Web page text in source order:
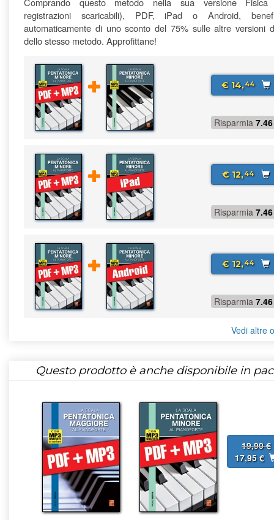
registrazioni scaricabili), PDF, iPad o Android,
automaticamente di uno sconto del 75% sulle altre versioni
dello stesso metodo. Approfittane!
€ 14,44
Risparmia 7.46
€ 12,44
Risparmia 7.46
€ 12,44
Risparmia 7.46
Vedi altre
Questo prodotto è anche disponibile in
19,90 €
17,95 €